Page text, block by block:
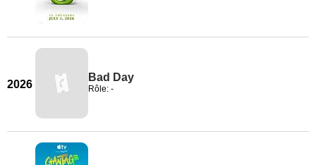
2026
Bad Day
Rôle: -